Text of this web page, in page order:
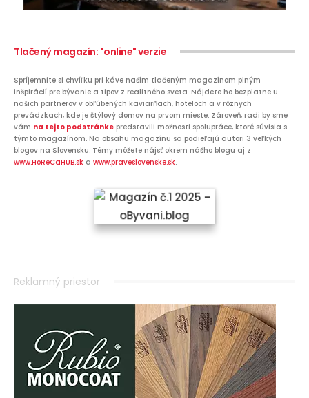
Tlačený magazín: "online" verzie
Spríjemnite si chvíľku pri káve naším tlačeným magazínom plným
inšpirácií pre bývanie a tipov z realitného sveta. Nájdete ho bezplatne u
našich partnerov v obľúbených kaviarňach, hoteloch a v rôznych
prevádzkach, kde je štýlový domov na prvom mieste. Zároveň, radi by sme
vám na tejto podstránke predstavili možnosti spolupráce, ktoré súvisia s
týmto magazínom. Na obsahu magazínu sa podieľajú autori 3 veľkých
blogov na Slovensku. Témy môžete nájsť okrem nášho blogu aj z
www.HoReCaHUB.sk a www.praveslovenske.sk.
Reklamný priestor